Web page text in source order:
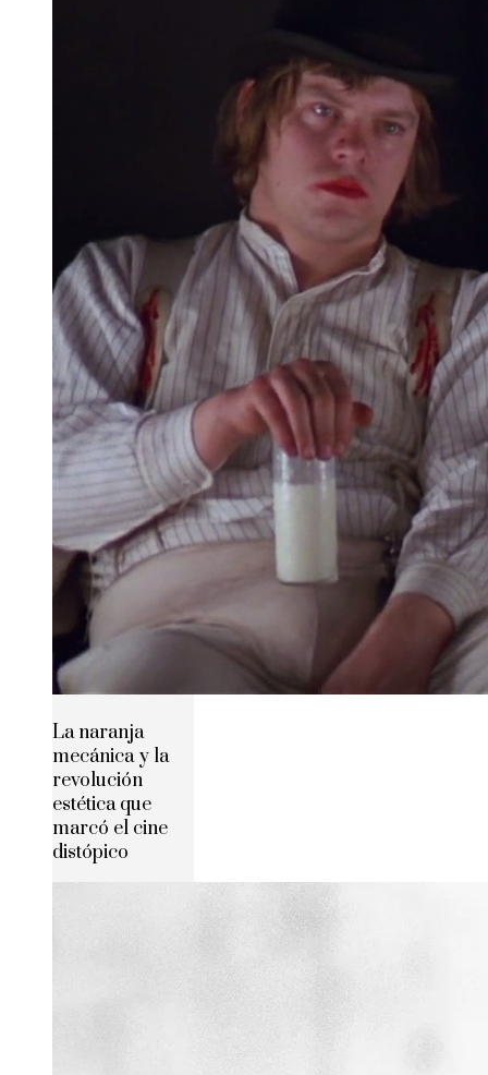
La naranja
mecánica y la
revolución
estética que
marcó el cine
distópico